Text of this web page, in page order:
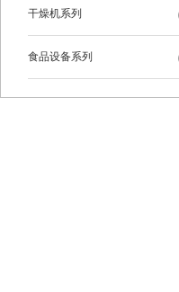
干燥机系列
食品设备系列